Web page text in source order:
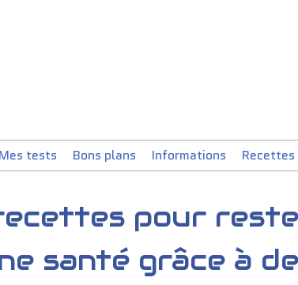
Mes tests Bons plans Informations Recettes
pour
santé grâce à